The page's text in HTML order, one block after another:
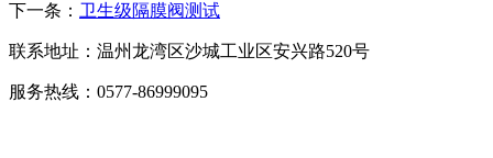
下一条： 卫生级隔膜阀测试
联系地址： 温州龙湾区沙城工业区安兴路520号
服务热线： 0577-86999095